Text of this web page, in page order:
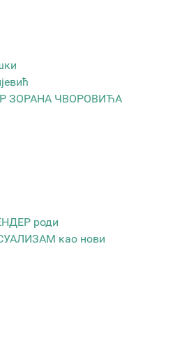
ЗОРАНА ЧВОРОВИЋА
роди
као нови